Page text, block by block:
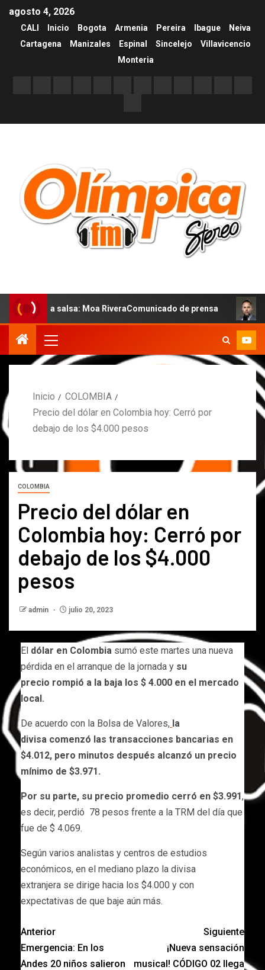
agosto 4, 2026
CALI Inicio Bogota Armenia Pereira Ibague
Neiva
Cartagena
Manizales Espinal Sincelejo
Villavicencio
Monteria
salsa: Moa RiveraComunicado de prensa
Inicio
COLOMBIA
Precio del dólar en Colombia hoy: Cerró por
debajo de los $4.000 pesos
COLOMBIA
Precio del dólar en
Colombia hoy: Cerró por
debajo de los $4.000
pesos
admin julio 20, 2023
El dólar en Colombia sumó este martes una nueva
pérdida en el arranque de la jornada y su
precio rompió a la baja los $ 4.000 en el mercado
local.
De acuerdo con la Bolsa de Valores, la
divisa comenzó las transacciones bancarias en
$4.012, pero minutos después alcanzó un precio
mínimo de $3.971.
Por su parte, su precio promedio cerró en $3.991,
es decir, perdió 78 pesos frente a la TRM del día que
fue de $ 4.069.
Según varios analistas y centros de estudios
económicos, en el mediano plazo la divisa
extranjera se dirige hacia los $4.000 y con
expectativas de que baje aún más.
Anterior
Emergencia: En los
Andes 20 niños salieron
Siguiente
¡Nueva sensación
musical! CÓDIGO 02 llega